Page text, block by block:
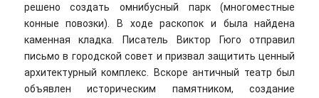
решено создать омнибусный парк (многоместные
конные повозки). В ходе раскопок и была найдена
каменная кладка. Писатель Виктор Гюго отправил
письмо в городской совет и призвал защитить ценный
архитектурный комплекс. Вскоре античный театр был
объявлен историческим памятником, создание